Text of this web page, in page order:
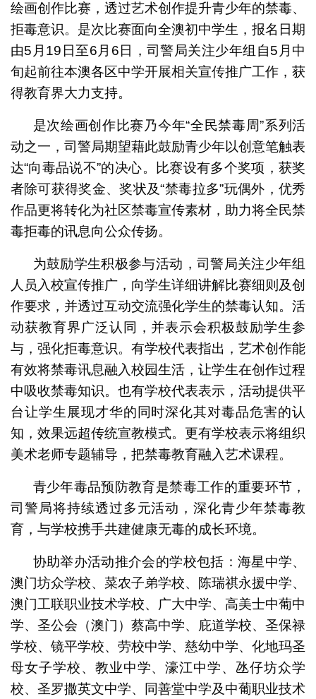
绘画创作比赛，透过艺术创作提升青少年的禁毒、
拒毒意识。是次比赛面向全澳初中学生，报名日期
由5月19日至6月6日，司警局关注少年组自5月中
旬起前往本澳各区中学开展相关宣传推广工作，获
得教育界大力支持。
是次绘画创作比赛乃今年“全民禁毒周”系列活
动之一，司警局期望藉此鼓励青少年以创意笔触表
达“向毒品说不”的决心。比赛设有多个奖项，获奖
者除可获得奖金、奖状及“禁毒拉多”玩偶外，优秀
作品更将转化为社区禁毒宣传素材，助力将全民禁
毒拒毒的讯息向公众传扬。
为鼓励学生积极参与活动，司警局关注少年组
人员入校宣传推广，向学生详细讲解比赛细则及创
作要求，并透过互动交流强化学生的禁毒认知。活
动获教育界广泛认同，并表示会积极鼓励学生参
与，强化拒毒意识。有学校代表指出，艺术创作能
有效将禁毒讯息融入校园生活，让学生在创作过程
中吸收禁毒知识。也有学校代表表示，活动提供平
台让学生展现才华的同时深化其对毒品危害的认
知，效果远超传统宣教模式。更有学校表示将组织
美术老师专题辅导，把禁毒教育融入艺术课程。
青少年毒品预防教育是禁毒工作的重要环节，
司警局将持续透过多元活动，深化青少年禁毒教
育，与学校携手共建健康无毒的成长环境。
协助举办活动推介会的学校包括：海星中学、
澳门坊众学校、菜农子弟学校、陈瑞祺永援中学、
澳门工联职业技术学校、广大中学、高美士中葡中
学、圣公会（澳门）蔡高中学、庇道学校、圣保禄
学校、镜平学校、劳校中学、慈幼中学、化地玛圣
母女子学校、教业中学、濠江中学、氹仔坊众学
校、圣罗撒英文中学、同善堂中学及中葡职业技术